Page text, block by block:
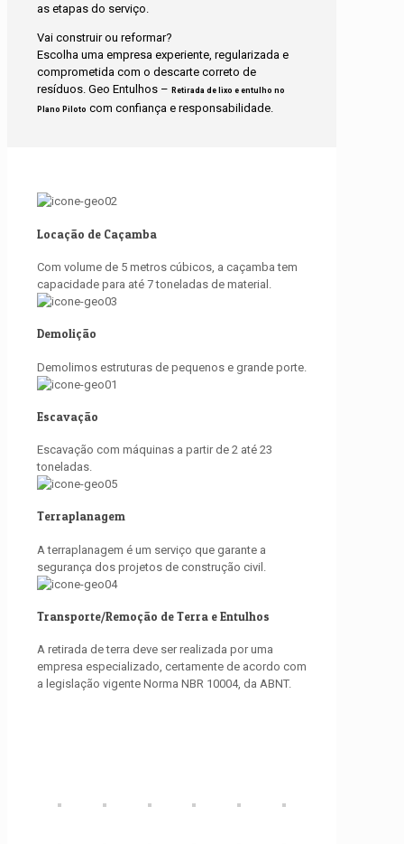
as etapas do serviço.
Vai construir ou reformar?
Escolha uma empresa experiente, regularizada e
comprometida com o descarte correto de
resíduos. Geo Entulhos – Retirada de lixo e entulho no
Plano Piloto com confiança e responsabilidade.
Locação de Caçamba
Com volume de 5 metros cúbicos, a caçamba tem
capacidade para até 7 toneladas de material.
Demolição
Demolimos estruturas de pequenos e grande porte.
Escavação
Escavação com máquinas a partir de 2 até 23
toneladas.
Terraplanagem
A terraplanagem é um serviço que garante a
segurança dos projetos de construção civil.
Transporte/Remoção de Terra e Entulhos
A retirada de terra deve ser realizada por uma
empresa especializado, certamente de acordo com
a legislação vigente Norma NBR 10004, da ABNT.